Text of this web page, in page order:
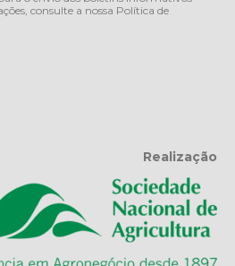
consulte a nossa Política de
Realização